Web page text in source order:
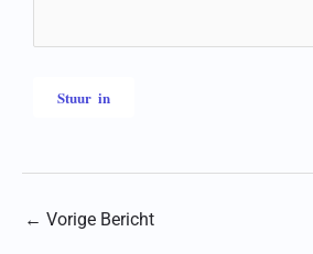
← Vorige Bericht